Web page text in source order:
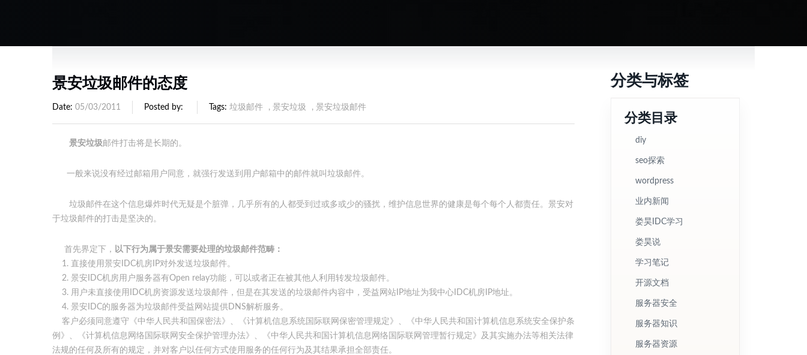
景安垃圾邮件的态度
Date 05/03/2011 Posted by Tags 垃圾邮件 , 景安垃圾 , 景安垃圾邮件
景安垃圾 邮件打击将是长期的。
一般来说没有经过邮箱用户同意，就强行发送到用户邮箱中的邮件就叫垃圾邮件。
垃圾邮件在这个信息爆炸时代无疑是个脏弹，几乎所有的人都受到过或多或少的骚扰，维护信息世界的健康是每个每个人都责任。景安对
于垃圾邮件的打击是坚决的。
首先界定下，
以下行为属于景安需要处理的垃圾邮件范畴：
1. 直接使用景安IDC机房IP对外发送垃圾邮件。
2. 景安IDC机房用户服务器有Open relay功能，可以或者正在被其他人利用转发垃圾邮件。
3. 用户未直接使用IDC机房资源发送垃圾邮件，但是在其发送的垃圾邮件内容中，受益网站IP地址为我中心IDC机房IP地址。
4. 景安IDC的服务器为垃圾邮件受益网站提供DNS解析服务。
客户必须同意遵守《中华人民共和国保密法》、《计算机信息系统国际联网保密管理规定》、《中华人民共和国计算机信息系统安全保护条
例》、《计算机信息网络国际联网安全保护管理办法》、《中华人民共和国计算机信息网络国际联网管理暂行规定》及其实施办法等相关法律
法规的任何及所有的规定，并对客户以任何方式使用服务的任何行为及其结果承担全部责任。
分类与标签
分类目录
diy
seo探索
wordpress
业内新闻
娄昊IDC学习
娄昊说
学习笔记
开源文档
服务器安全
服务器知识
服务器资源